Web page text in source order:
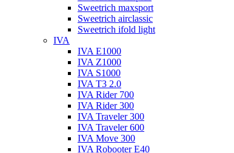
Sweetrich maxsport
Sweetrich airclassic
Sweetrich ifold light
IVA
IVA E1000
IVA Z1000
IVA S1000
IVA T3 2.0
IVA Rider 700
IVA Rider 300
IVA Traveler 300
IVA Traveler 600
IVA Move 300
IVA Robooter E40